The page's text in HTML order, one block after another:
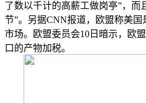
了数以千计的高薪工做岗亭”，而
节”。另据CNN报道，欧盟称美国
市场。欧盟委员会10日暗示，欧
口的产物加税。